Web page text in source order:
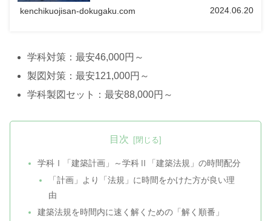
kenchikuojisan-dokugaku.com 2024.06.20
学科対策：最安46,000円～
製図対策：最安121,000円～
学科製図セット：最安88,000円～
目次
学科Ⅰ「建築計画」～学科Ⅱ「建築法規」の時間配分
「計画」より「法規」に時間をかけた方が良い理
由
建築法規を時間内に速く解くための「解く順番」